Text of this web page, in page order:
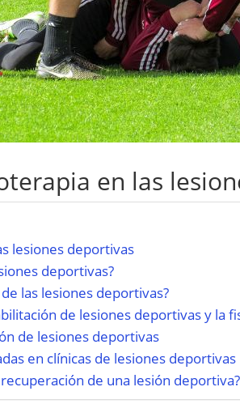
en las
lesiones deportivas
deportivas?
las lesiones deportivas?
de lesiones deportivas y la
de lesiones deportivas
en clínicas de lesiones deportivas
de una lesión deportiva?